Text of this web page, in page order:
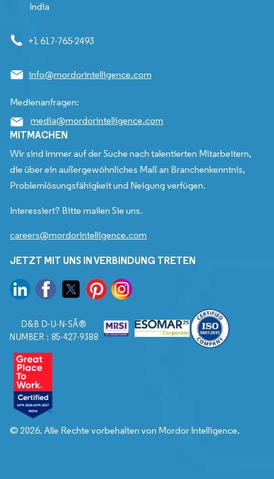
India
+1 617-765-2493
info@mordorintelligence.com
Medienanfragen:
media@mordorintelligence.com
MITMACHEN
Wir sind immer auf der Suche nach talentierten Mitarbeitern,
die über ein außergewöhnliches Maß an Branchenkenntnis,
Problemlösungsfähigkeit und Neigung verfügen.
Interessiert? Bitte mailen Sie uns.
careers@mordorintelligence.com
JETZT MIT UNS IN VERBINDUNG TRETEN
D&B D-U-N-SÂ®
NUMBER : 85-427-9388
© 2026. Alle Rechte vorbehalten von Mordor Intelligence.